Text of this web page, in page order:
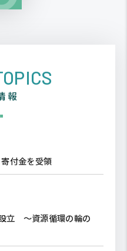
報
付金を受領
立 ～資源循環の輪の